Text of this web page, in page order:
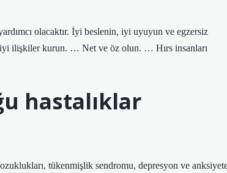
olacaktır. İyi beslenin, iyi uyuyun ve egzersiz
ilişkiler kurun. … Net ve öz olun. … Hırs insanları
hastalıklar
tükenmişlik sendromu, depresyon ve